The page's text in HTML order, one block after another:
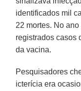
identificados mil
22 mortes. No
registrados casos
da vacina.
Pesquisadores
icterícia era